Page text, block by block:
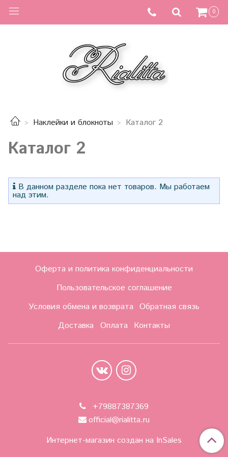
0
Наклейки и блокноты Каталог 2
Каталог 2
В данном разделе пока нет товаров. Мы работаем
над этим.
Оферта и политика конфиденциальности
Пользовательское соглашение
Условия обмена и возврата Обратная связь
Доставка
Оплата Контакты
+79887387369
official@rialitta.ru
Интернет-магазин создан на InSales